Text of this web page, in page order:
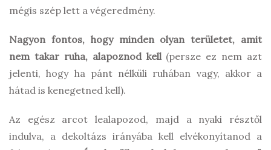
mégis szép lett a végeredmény.
Nagyon fontos, hogy minden olyan területet, amit
nem takar ruha, alapoznod kell (persze ez nem azt
jelenti, hogy ha pánt nélküli ruhában vagy, akkor a
hátad is kenegetned kell).
Az egész arcot lealapozod, majd a nyaki résztől
indulva, a dekoltázs irányába kell elvékonyítanod a